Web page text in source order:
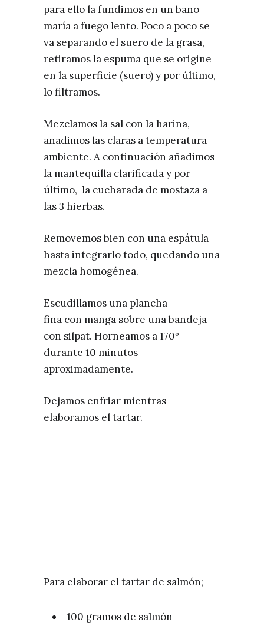
para ello la fundimos en un baño
maría a fuego lento. Poco a poco se
va separando el suero de la grasa,
retiramos la espuma que se origine
en la superficie (suero) y por último,
lo filtramos.
Mezclamos la sal con la harina,
añadimos las claras a temperatura
ambiente. A continuación añadimos
la mantequilla clarificada y por
último, la cucharada de mostaza a
las 3 hierbas.
Removemos bien con una espátula
hasta integrarlo todo, quedando una
mezcla homogénea.
Escudillamos una plancha
fina con manga sobre una bandeja
con silpat. Horneamos a 170º
durante 10 minutos
aproximadamente.
Dejamos enfriar mientras
elaboramos el tartar.
Para elaborar el tartar de salmón;
100 gramos de salmón